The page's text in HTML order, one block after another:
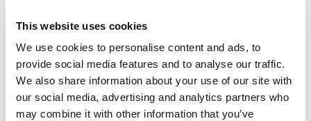
This website uses cookies
We use cookies to personalise content and ads, to
provide social media features and to analyse our traffic.
We also share information about your use of our site with
our social media, advertising and analytics partners who
may combine it with other information that you’ve
LAS VENTAJAS DE MIRKA.ES
Entregas en toda España (excepto Canarias, Ceuta y
Melilla)
Envío gratuito para pedidos superiores a 49,90€, IVA
incl.